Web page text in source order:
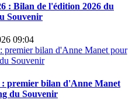
: Bilan de l'édition 2026 du
Souvenir
09:04
premier bilan d'Anne Manet
du Souvenir